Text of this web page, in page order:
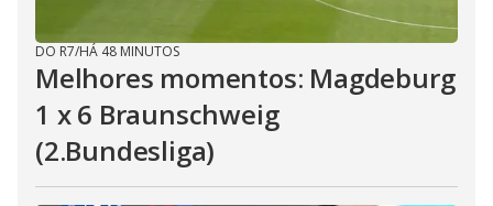
DO R7/HÁ 48 MINUTOS
Melhores momentos: Magdeburg
1 x 6 Braunschweig
(2.Bundesliga)